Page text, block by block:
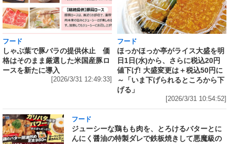
フード
しゃぶ葉で豚バラの提供休止 価
格はそのまま厳選した米国産豚ロ
ースを新たに導入
[2026/3/31 12:49:33]
フード
ほっかほっか亭がライス大盛を明
日1日(水)から、さらに税込20円
値下げ! 大盛変更は＋税込50円に
～「いま下げられるところから下
げる」
[2026/3/31 10:54:52]
フード
ジューシーな鶏もも肉を、とろけるバターとに
んにく醤油の特製ダレで鉄板焼きして悪魔級の